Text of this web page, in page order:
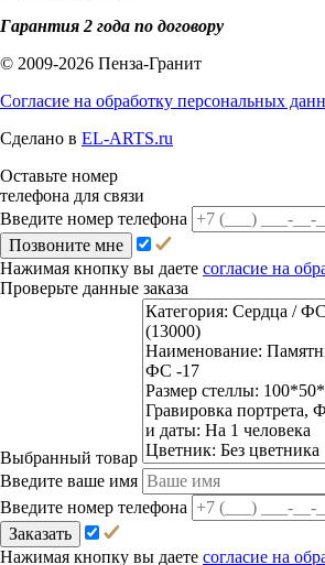
Гарантия 2 года по договору
© 2009-2026 Пенза-Гранит
Согласие на обработку персональных
Сделано в EL-ARTS.ru
Оставьте номер
телефона для связи
Введите номер телефона
Позвоните мне
Нажимая кнопку вы даете согласие на
Проверьте данные заказа
Выбранный товар
Введите ваше имя
Введите номер телефона
Заказать
Нажимая кнопку вы даете согласие на